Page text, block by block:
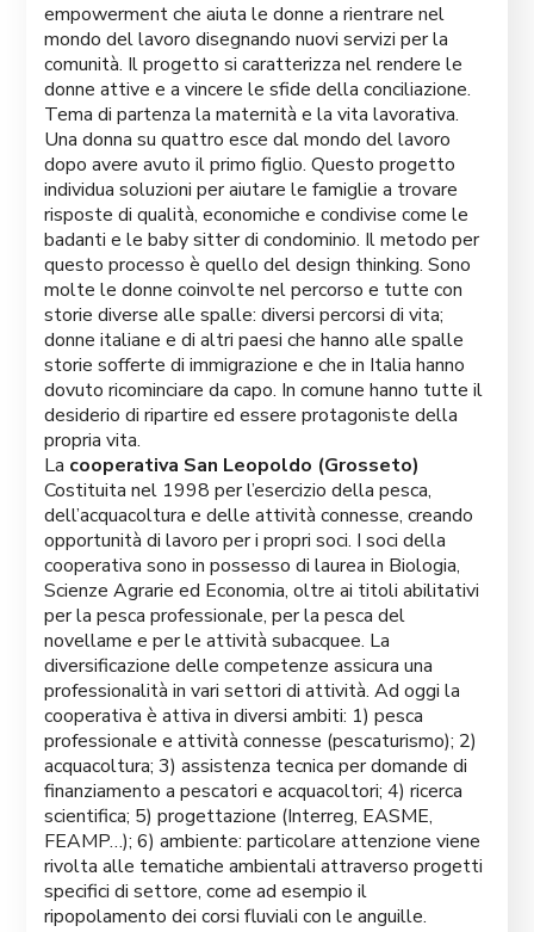
empowerment che aiuta le donne a rientrare nel
mondo del lavoro disegnando nuovi servizi per la
comunità. Il progetto si caratterizza nel rendere le
donne attive e a vincere le sfide della conciliazione.
Tema di partenza la maternità e la vita lavorativa.
Una donna su quattro esce dal mondo del lavoro
dopo avere avuto il primo figlio. Questo progetto
individua soluzioni per aiutare le famiglie a trovare
risposte di qualità, economiche e condivise come le
badanti e le baby sitter di condominio. Il metodo per
questo processo è quello del design thinking. Sono
molte le donne coinvolte nel percorso e tutte con
storie diverse alle spalle: diversi percorsi di vita;
donne italiane e di altri paesi che hanno alle spalle
storie sofferte di immigrazione e che in Italia hanno
dovuto ricominciare da capo. In comune hanno tutte il
desiderio di ripartire ed essere protagoniste della
propria vita.
La cooperativa San Leopoldo (Grosseto)
Costituita nel 1998 per l’esercizio della pesca,
dell’acquacoltura e delle attività connesse, creando
opportunità di lavoro per i propri soci. I soci della
cooperativa sono in possesso di laurea in Biologia,
Scienze Agrarie ed Economia, oltre ai titoli abilitativi
per la pesca professionale, per la pesca del
novellame e per le attività subacquee. La
diversificazione delle competenze assicura una
professionalità in vari settori di attività. Ad oggi la
cooperativa è attiva in diversi ambiti: 1) pesca
professionale e attività connesse (pescaturismo); 2)
acquacoltura; 3) assistenza tecnica per domande di
finanziamento a pescatori e acquacoltori; 4) ricerca
scientifica; 5) progettazione (Interreg, EASME,
FEAMP…); 6) ambiente: particolare attenzione viene
rivolta alle tematiche ambientali attraverso progetti
specifici di settore, come ad esempio il
ripopolamento dei corsi fluviali con le anguille.